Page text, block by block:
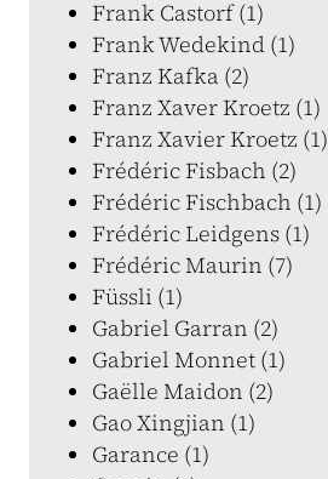
Frank Castorf (1)
Frank Wedekind (1)
Franz Kafka (2)
Franz Xaver Kroetz (1)
Franz Xavier Kroetz (1)
Frédéric Fisbach (2)
Frédéric Fischbach (1)
Frédéric Leidgens (1)
Frédéric Maurin (7)
Füssli (1)
Gabriel Garran (2)
Gabriel Monnet (1)
Gaëlle Maidon (2)
Gao Xingjian (1)
Garance (1)